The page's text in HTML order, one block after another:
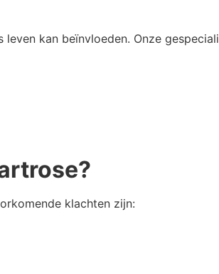
kan beïnvloeden. Onze
klachten zijn: